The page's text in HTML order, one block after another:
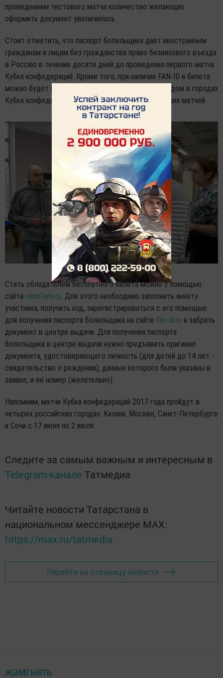
проведением тестового матча количество желающих
оформить документ увеличилось.
Стоит отметить, что паспорт болельщика дает иностранным
гражданам и лицам без гражданства право безвизового въезда
в Россию в течение десяти дней до проведения первого матча
Кубка конфедераций. Кроме того, при наличии FAN-ID и билета
можно будет воспользоваться бесплатным проездом в городах
Кубка конфедераций и между ними в дни проведения матчей.
Стать обладателем бесплатного билета можно с помощью
сайта rubinfans.ru. Для этого необходимо заполнить анкету
участника, получить код, зарегистрироваться с его помощью
для получения паспорта болельщика на сайте fan-id.ru и забрать
документ в центре выдачи. Для получения паспорта
болельщика в центре выдачи нужно предъявить оригинал
документа, удостоверяющего личность (для детей до 14 лет -
свидетельство о рождении), данные которого были указаны в
заявке, и ее номер (желательно).
Напомним, матчи Кубка конфедераций 2017 года пройдут в
четырех российских городах: Казани, Москве, Санкт-Петербурге
и Сочи с 17 июня по 2 июля.
Следите за самым важным и интересным в
Telegram-канале Татмедиа
Читайте новости Татарстана в
национальном мессенджере MАХ:
https://max.ru/tatmedia
Перейти на страницу новости
ҖӘМГЫЯТЬ